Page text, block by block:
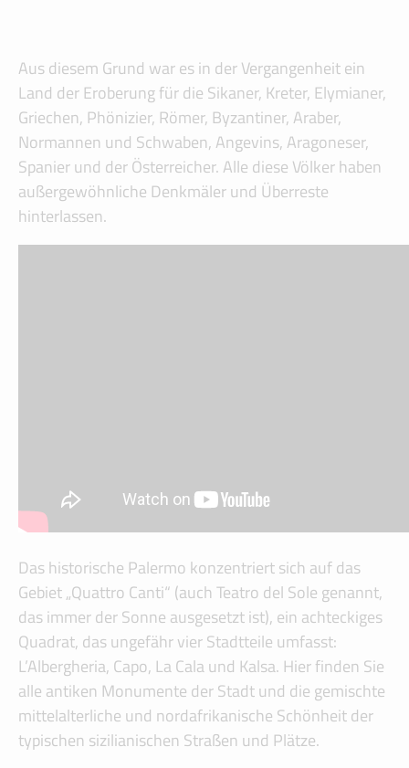
Aus diesem Grund war es in der Vergangenheit ein
Land der Eroberung für die Sikaner, Kreter, Elymianer,
Griechen, Phönizier, Römer, Byzantiner, Araber,
Normannen und Schwaben, Angevins, Aragoneser,
Spanier und der Österreicher. Alle diese Völker haben
außergewöhnliche Denkmäler und Überreste
hinterlassen.
Das historische Palermo konzentriert sich auf das
Gebiet „Quattro Canti“ (auch Teatro del Sole genannt,
das immer der Sonne ausgesetzt ist), ein achteckiges
Quadrat, das ungefähr vier Stadtteile umfasst:
L’Albergheria, Capo, La Cala und Kalsa. Hier finden Sie
alle antiken Monumente der Stadt und die gemischte
mittelalterliche und nordafrikanische Schönheit der
typischen sizilianischen Straßen und Plätze.